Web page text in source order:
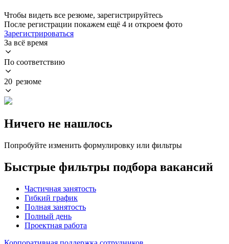
Чтобы видеть все резюме, зарегистрируйтесь
После регистрации покажем ещё 4 и откроем фото
Зарегистрироваться
За всё время
По соответствию
20 резюме
Ничего не нашлось
Попробуйте изменить формулировку или фильтры
Быстрые фильтры подбора вакансий
Частичная занятость
Гибкий график
Полная занятость
Полный день
Проектная работа